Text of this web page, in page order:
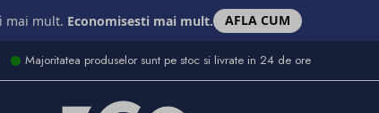
mai mult. Economisesti mai mult. AFLA CUM
Majoritatea produselor sunt pe stoc si livrate in 24 de ore